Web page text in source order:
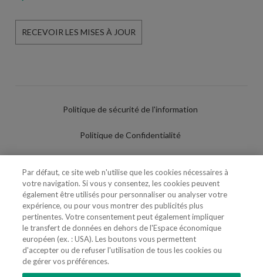
RECEVOIR LES MISES À JOUR
Politique de sécurité de l'information
Politique de Confidentialité
Politique de Cookies
Paramètres des cookies
Utilisation Frauduleuse du Nom/Brand
Par défaut, ce site web n'utilise que les cookies nécessaires à
votre navigation. Si vous y consentez, les cookies peuvent
également être utilisés pour personnaliser ou analyser votre
expérience, ou pour vous montrer des publicités plus
pertinentes. Votre consentement peut également impliquer
le transfert de données en dehors de l'Espace économique
européen (ex. : USA). Les boutons vous permettent
d'accepter ou de refuser l'utilisation de tous les cookies ou
de gérer vos préférences.